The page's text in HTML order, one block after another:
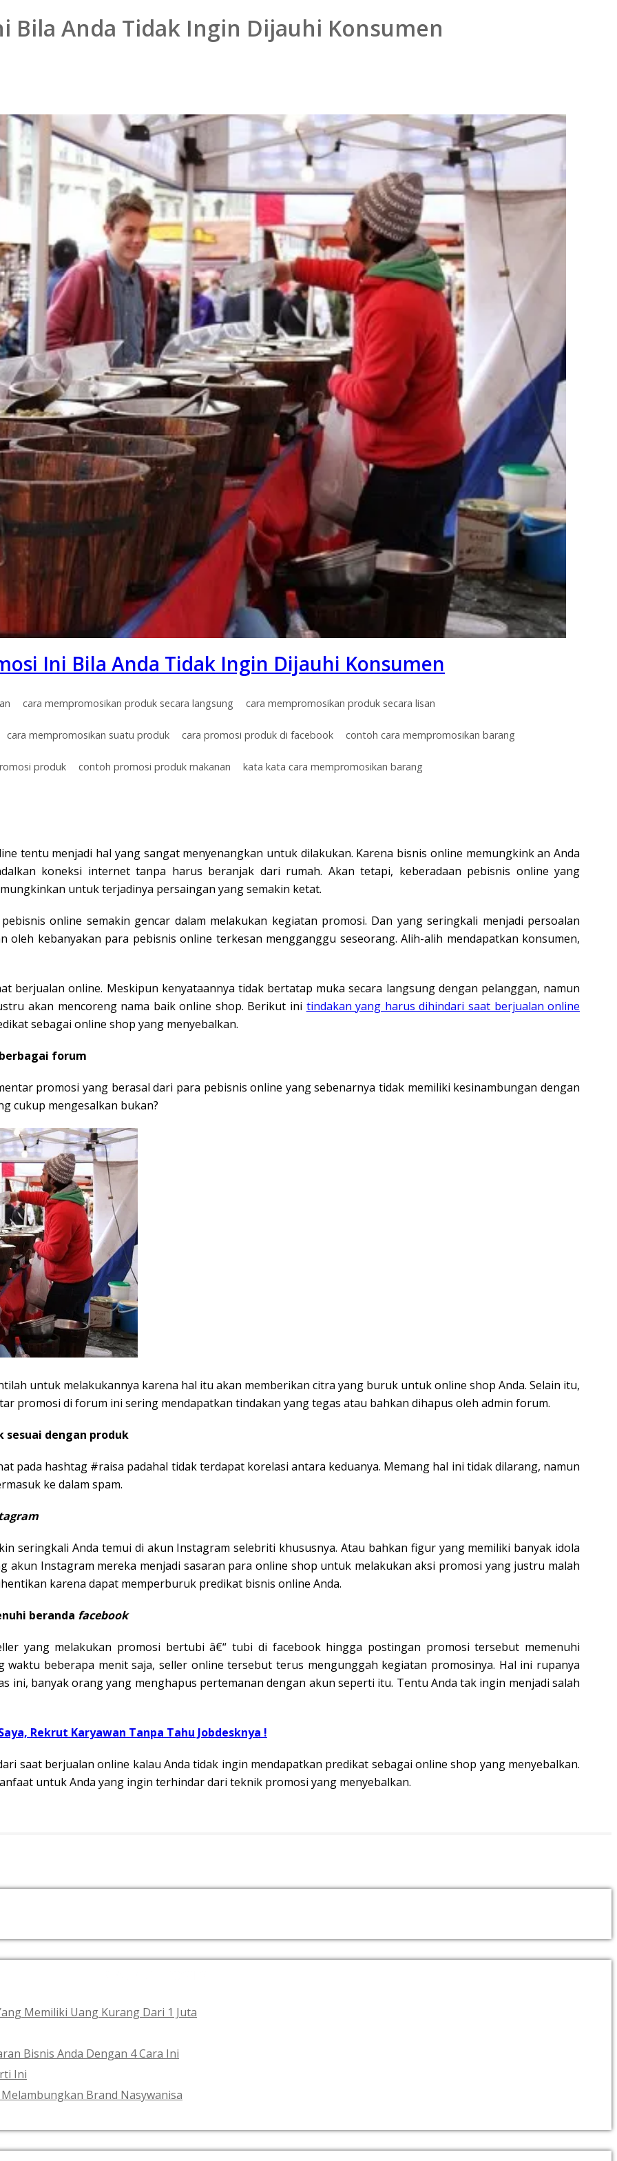
Bila Anda Tidak Ingin Dijauhi Konsumen
Ini Bila Anda Tidak Ingin Dijauhi Konsumen
cara mempromosikan produk secara langsung cara mempromosikan produk secara lisan
cara mempromosikan suatu produk cara promosi produk di facebook contoh cara mempromosikan barang
produk contoh promosi produk makanan kata kata cara mempromosikan barang
tentu menjadi hal yang sangat menyenangkan untuk dilakukan. Karena bisnis online memungkink an Anda
koneksi internet tanpa harus beranjak dari rumah. Akan tetapi, keberadaan pebisnis online yang
untuk terjadinya persaingan yang semakin ketat.
online semakin gencar dalam melakukan kegiatan promosi. Dan yang seringkali menjadi persoalan
oleh kebanyakan para pebisnis online terkesan mengganggu seseorang. Alih-alih mendapatkan konsumen,
berjualan online. Meskipun kenyataannya tidak bertatap muka secara langsung dengan pelanggan, namun
akan mencoreng nama baik online shop. Berikut ini tindakan yang harus dihindari saat berjualan online
sebagai online shop yang menyebalkan.
forum
promosi yang berasal dari para pebisnis online yang sebenarnya tidak memiliki kesinambungan dengan
cukup mengesalkan bukan?
untuk melakukannya karena hal itu akan memberikan citra yang buruk untuk online shop Anda. Selain itu,
promosi di forum ini sering mendapatkan tindakan yang tegas atau bahkan dihapus oleh admin forum.
dengan produk
pada hashtag #raisa padahal tidak terdapat korelasi antara keduanya. Memang hal ini tidak dilarang, namun
ke dalam spam.
seringkali Anda temui di akun Instagram selebriti khususnya. Atau bahkan figur yang memiliki banyak idola
akun Instagram mereka menjadi sasaran para online shop untuk melakukan aksi promosi yang justru malah
karena dapat memperburuk predikat bisnis online Anda.
beranda facebook
yang melakukan promosi bertubi â€“ tubi di facebook hingga postingan promosi tersebut memenuhi
waktu beberapa menit saja, seller online tersebut terus mengunggah kegiatan promosinya. Hal ini rupanya
ini, banyak orang yang menghapus pertemanan dengan akun seperti itu. Tentu Anda tak ingin menjadi salah
Rekrut Karyawan Tanpa Tahu Jobdesknya !
saat berjualan online kalau Anda tidak ingin mendapatkan predikat sebagai online shop yang menyebalkan.
untuk Anda yang ingin terhindar dari teknik promosi yang menyebalkan.
Memiliki Uang Kurang Dari 1 Juta
Bisnis Anda Dengan 4 Cara Ini
Ini
Brand Nasywanisa